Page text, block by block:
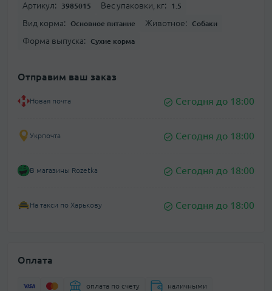
Артикул: 3985015 Вес упаковки, кг: 1.5
Вид корма: Основное питание Животное: Собаки
Форма выпуска: Сухие корма
Отправим ваш заказ
Новая почта Сегодня до 18:00
Укрпочта Сегодня до 18:00
В магазины Rozetka Сегодня до 18:00
На такси по Харькову Сегодня до 18:00
Оплата
оплата по счету наличными